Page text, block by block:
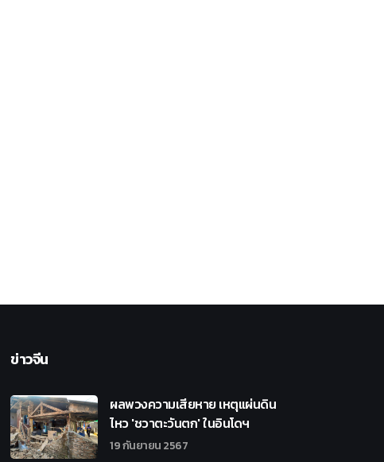
ข่าวจีน
ผลพวงความเสียหาย เหตุแผ่นดิน
ไหว 'ชวาตะวันตก' ในอินโดฯ
19 กันยายน 2567